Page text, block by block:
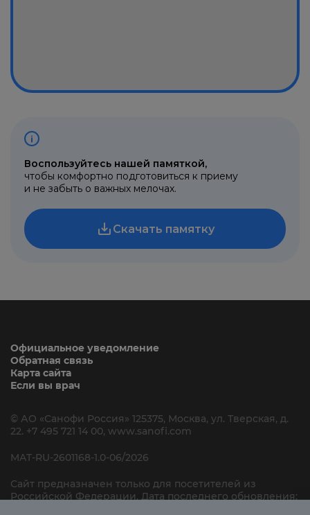
© АО «Санофи Россия» 125375, Москва, ул. Тверская, д.
22. +7 495 721 14 00, www.sanofi.com
MAT-RU-2601168-1.0-06/2026
Сайт предназначен только для посетителей из
Российской Федерации. Дата последнего обновления:
Официальное уведомление
Обратная связь
Карта сайта
Если вы врач